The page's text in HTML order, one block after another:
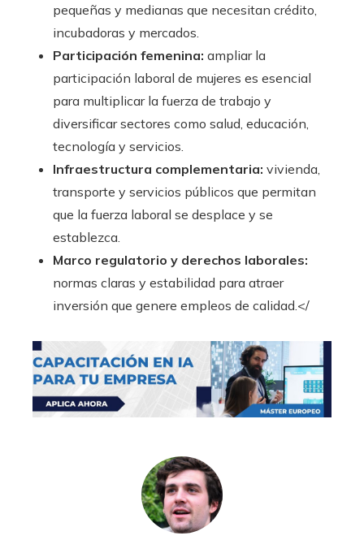
pequeñas y medianas que necesitan crédito,
incubadoras y mercados.
Participación femenina: ampliar la
participación laboral de mujeres es esencial
para multiplicar la fuerza de trabajo y
diversificar sectores como salud, educación,
tecnología y servicios.
Infraestructura complementaria: vivienda,
transporte y servicios públicos que permitan
que la fuerza laboral se desplace y se
establezca.
Marco regulatorio y derechos laborales:
normas claras y estabilidad para atraer
inversión que genere empleos de calidad.</